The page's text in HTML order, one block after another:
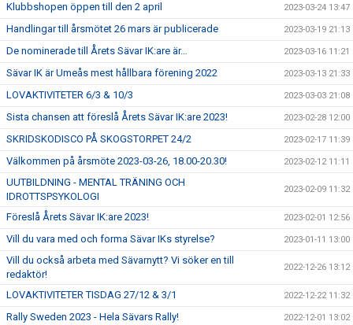
Klubbshopen öppen till den 2 april 2023-03-24 13:47
Handlingar till årsmötet 26 mars är publicerade 2023-03-19 21:13
De nominerade till Årets Sävar IK:are är… 2023-03-16 11:21
Sävar IK är Umeås mest hållbara förening 2022 2023-03-13 21:33
LOVAKTIVITETER 6/3 & 10/3 2023-03-03 21:08
Sista chansen att föreslå Årets Sävar IK:are 2023! 2023-02-28 12:00
SKRIDSKODISCO PÅ SKOGSTORPET 24/2 2023-02-17 11:39
Välkommen på årsmöte 2023-03-26, 18.00-20.30! 2023-02-12 11:11
UUTBILDNING - MENTAL TRÄNING OCH
IDROTTSPSYKOLOGI
2023-02-09 11:32
Föreslå Årets Sävar IK:are 2023! 2023-02-01 12:56
Vill du vara med och forma Sävar IKs styrelse? 2023-01-11 13:00
Vill du också arbeta med Sävarnytt? Vi söker en till
redaktör!
2022-12-26 13:12
LOVAKTIVITETER TISDAG 27/12 & 3/1 2022-12-22 11:32
Rally Sweden 2023 - Hela Sävars Rally! 2022-12-01 13:02